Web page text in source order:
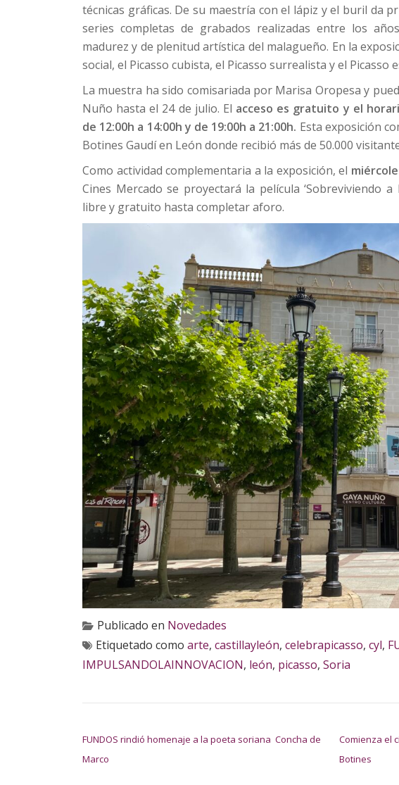
técnicas gráficas. De su maestría con el lápiz y el buril da
series completas de grabados realizadas entre los
madurez y de plenitud artística del malagueño. En la
social, el Picasso cubista, el Picasso surrealista y el Picasso
La muestra ha sido comisariada por Marisa Oropesa y
Nuño hasta el 24 de julio. El acceso es gratuito y el
de 12:00h a 14:00h y de 19:00h a 21:00h. Esta exposición
Botines Gaudí en León donde recibió más de 50.000
Como actividad complementaria a la exposición, el
Cines Mercado se proyectará la película ‘Sobreviviendo a
libre y gratuito hasta completar aforo.
Publicado en Novedades
Etiquetado como arte, castillayleón, celebrapicasso, cyl,
IMPULSANDOLAINNOVACION, león, picasso, Soria
FUNDOS rindió homenaje a la poeta soriana Concha de
Marco
Comienza el
Botines